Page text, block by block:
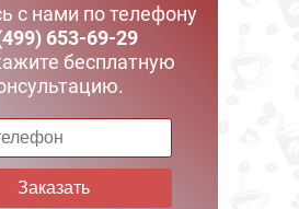
с нами по телефону
653-69-29
бесплатную
Заказать